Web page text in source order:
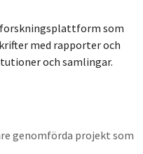
som
med rapporter och
och samlingar.
genomförda projekt som